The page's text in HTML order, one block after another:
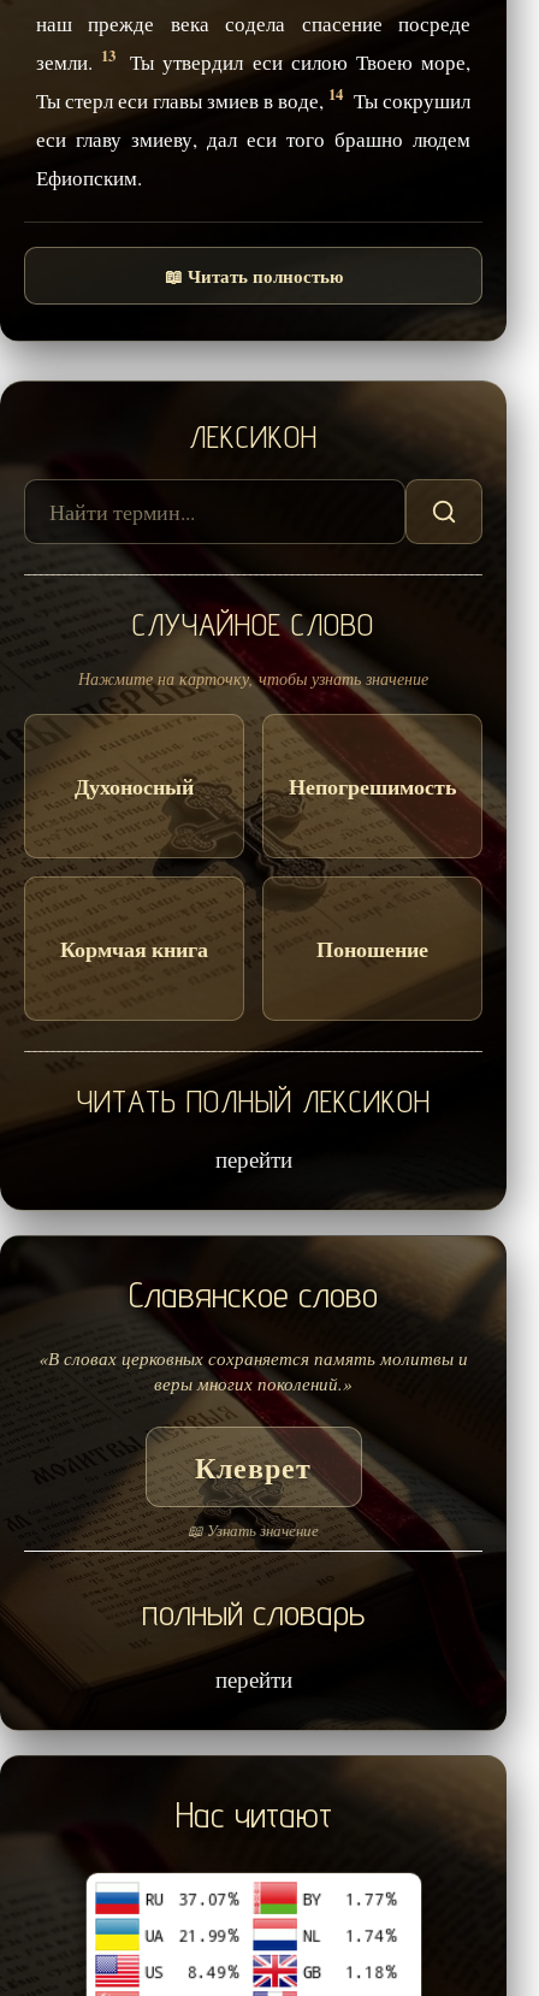
наш прежде века содела спасение посреде
земли. 13
Ты утвердил еси силою Твоею море,
Ты стерл еси главы змиев в воде, 14 Ты сокрушил
еси главу змиеву, дал еси того брашно людем
Ефиопским.
📖 Читать полностью
ЛЕКСИКОН
СЛУЧАЙНОЕ СЛОВО
Нажмите на карточку, чтобы узнать значение
Духоносный Непогрешимость
Кормчая книга Поношение
ЧИТАТЬ ПОЛНЫЙ ЛЕКСИКОН
перейти
Славянское слово
«В словах церковных сохраняется память молитвы и
веры многих поколений.»
Клеврет
📖 Узнать значение
полный словарь
перейти
Нас читают